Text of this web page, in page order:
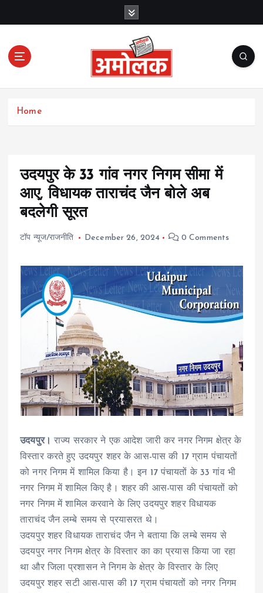
c
Amolak News
Home
उदयपुर के 33 गांव नगर निगम सीमा में
आए, विधायक ताराचंद जैन बोले अब
बदलेगी सूरत
टॉप न्यूज/राजनीति December 26, 2024 0 Comments
उदयपुर।
राज्य सरकार ने एक आदेश जारी कर नगर निगम क्षेत्र के
विस्तार करते हुए उदयपुर शहर के आस-पास की 17 ग्राम पंचायतों
को नगर निगम में शामिल किया है। इन 17 पंचायतों के 33 गांव भी
नगर निगम में शामिल किए है। शहर की आस-पास की पंचायतों को
नगर निगम में शामिल करवाने के लिए उदयपुर शहर विधायक
ताराचंद जैन लम्बे समय से प्रयासरत थे।
उदयपुर शहर विधायक ताराचंद जैन ने बताया कि लम्बे समय से
उदयपुर नगर निगम क्षेत्र के विस्तार का का प्रयास किया जा रहा
था और जिला प्रशासन ने निगम के क्षेत्र के विस्तार के लिए
उदयपुर शहर सटी आस-पास की 17 ग्राम पंचायतों को नगर निगम